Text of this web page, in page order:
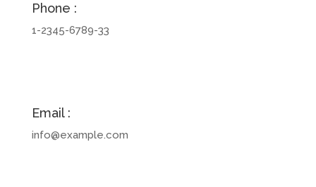
Phone :
1-2345-6789-33
Email :
info@example.com